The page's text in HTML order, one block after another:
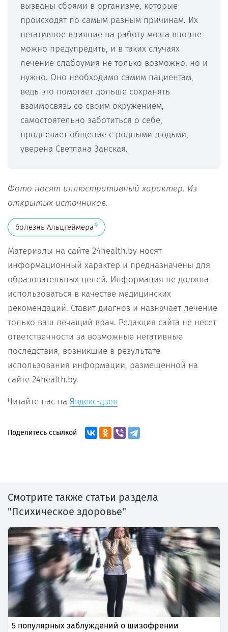
вызваны сбоями в организме, которые
происходят по самым разным причинам. Их
негативное влияние на работу мозга вполне
можно предупредить, и в таких случаях
лечение слабоумия не только возможно, но и
нужно. Оно необходимо самим пациентам,
ведь это помогает дольше сохранять
взаимосвязь со своим окружением,
самостоятельно заботиться о себе,
продлевает общение с родными людьми,
уверена Светлана Занская.
Фото носят иллюстративный характер. Из
открытых источников.
болезнь Альцгеймера 9
Материалы на сайте 24health.by носят
информационный характер и предназначены для
образовательных целей. Информация не должна
использоваться в качестве медицинских
рекомендаций. Ставит диагноз и назначает лечение
только ваш лечащий врач. Редакция сайта не несет
ответственности за возможные негативные
последствия, возникшие в результате
использования информации, размещенной на
сайте 24health.by.
Читайте нас на Яндекс-дзен
Поделитесь ссылкой
Смотрите также статьи раздела
"Психическое здоровье"
5 популярных заблуждений о шизофрении